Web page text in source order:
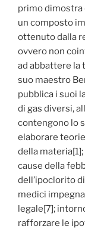
primo dimostra
un composto
ottenuto dalla
ovvero non
ad abbattere la
suo maestro
pubblica i suoi
di gas diversi,
contengono lo
elaborare
della
cause della
dell’ipoclorito
medici
legale[7];
rafforzare le